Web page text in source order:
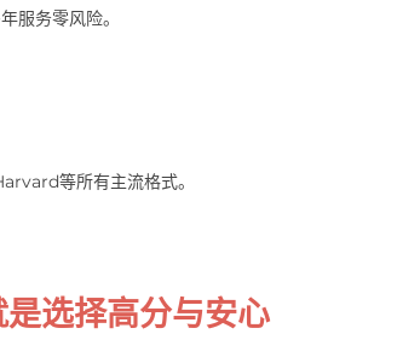
服务零风险。
等所有主流格式。
选择高分与安心